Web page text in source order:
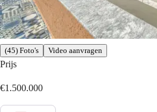
(45) Foto's Video aanvragen
Prijs
€1.500.000